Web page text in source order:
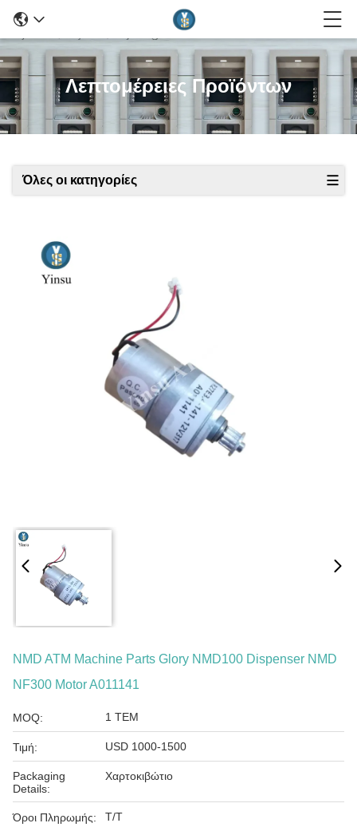
Λεπτομέρειες Προϊόντων
Όλες οι κατηγορίες
NMD ATM Machine Parts Glory NMD100 Dispenser NMD
NF300 Motor A011141
MOQ: 1 ΤΕΜ
Τιμή: USD 1000-1500
Packaging
Details:
Χαρτοκιβώτιο
Όροι Πληρωμής: T/T